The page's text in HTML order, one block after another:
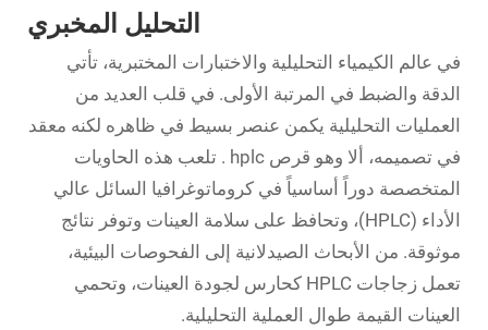
التحليل المخبري
في عالم الكيمياء التحليلية والاختبارات المختبرية، تأتي
الدقة والضبط في المرتبة الأولى. في قلب العديد من
العمليات التحليلية يكمن عنصر بسيط في ظاهره لكنه معقد
في تصميمه، ألا وهو قرص hplc
. تلعب هذه الحاويات
المتخصصة دوراً أساسياً في كروماتوغرافيا السائل عالي
الأداء (HPLC)، وتحافظ على سلامة العينات وتوفر نتائج
موثوقة. من الأبحاث الصيدلانية إلى الفحوصات البيئية،
تعمل زجاجات HPLC كحارس لجودة العينات، وتحمي
العينات القيمة طوال العملية التحليلية.